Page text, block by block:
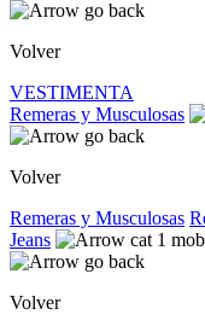
Volver
VESTIMENTA
Remeras y Musculosas
Volver
Remeras y Musculosas
Jeans
Volver